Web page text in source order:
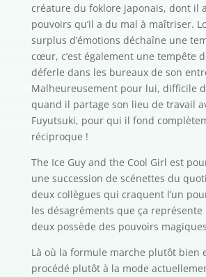
créature du foklore japonais, dont il
pouvoirs qu’il a du mal à maîtriser.
surplus d’émotions déchaîne une
cœur, c’est également une tempête
déferle dans les bureaux de son
Malheureusement pour lui, difficile
quand il partage son lieu de travail
Fuyutsuki, pour qui il fond
réciproque !
The Ice Guy and the Cool Girl est
une succession de scénettes du
deux collègues qui craquent l’un
les désagréments que ça représente
deux possède des pouvoirs
Là où la formule marche plutôt bien
procédé plutôt à la mode